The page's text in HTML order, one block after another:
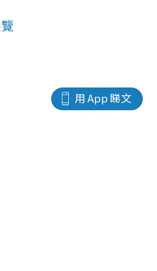
用 App 睇文